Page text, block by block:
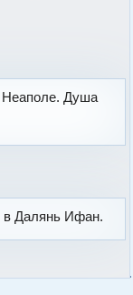
Неаполе. Душа
в Далянь Ифан.